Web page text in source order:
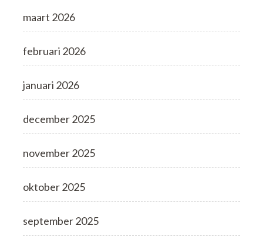
maart 2026
februari 2026
januari 2026
december 2025
november 2025
oktober 2025
september 2025